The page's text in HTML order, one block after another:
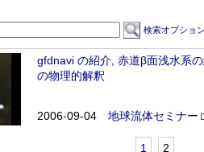
検索オプショ
gfdnavi の紹介, 赤道β面浅水系
の物理的解釈
2006-09-04 地球流体セミナー
1 2